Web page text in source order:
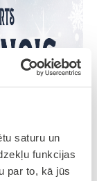
saturu un
funkcijas
par to, kā jūs